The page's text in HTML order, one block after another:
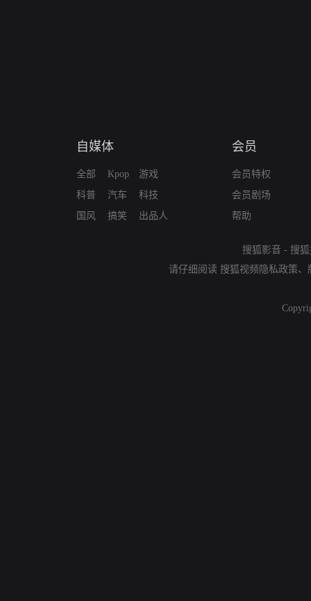
自媒体
全部
科普
国风
Kpop
汽车
搞笑
游戏
科技
出品人
会员
会员特权
会员剧场
帮助
搜狐影音 - 搜
请仔细阅读 搜狐视频隐私政策、